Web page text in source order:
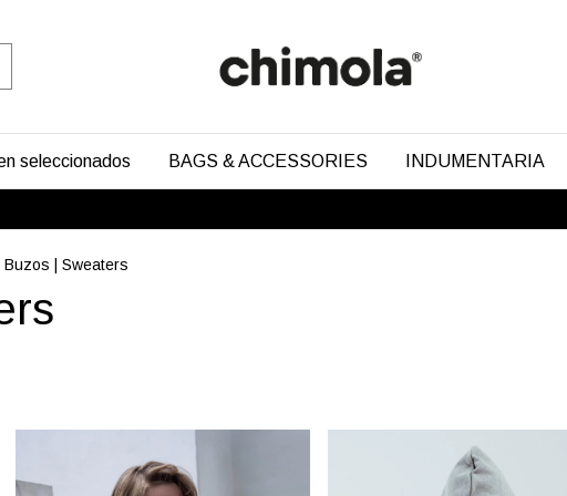
seleccionados BAGS & ACCESSORIES INDUMENTARIA
Buzos | Sweaters